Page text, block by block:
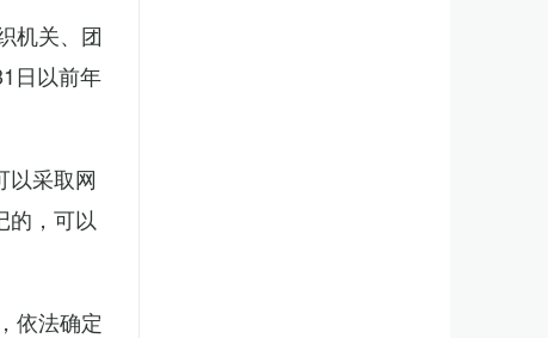
机关、团
日以前年
以采取网
的，可以
依法确定